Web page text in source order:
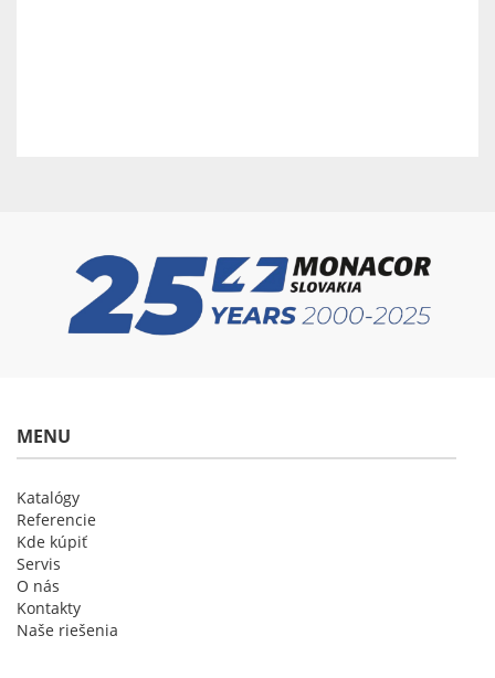
MENU
Katalógy
Referencie
Kde kúpiť
Servis
O nás
Kontakty
Naše riešenia